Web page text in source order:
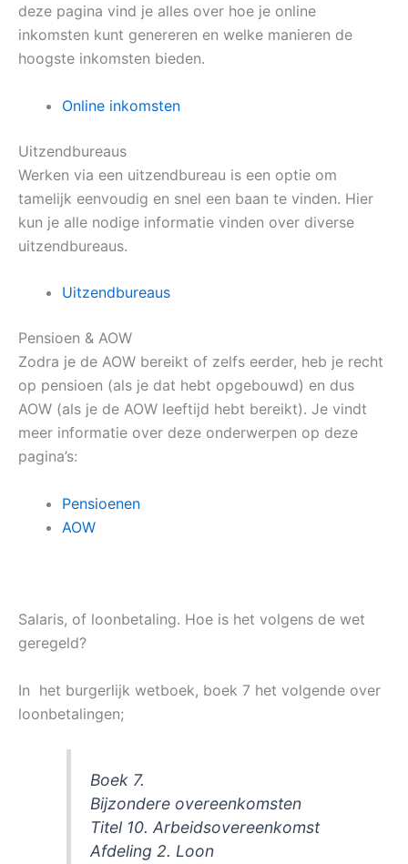
deze pagina vind je alles over hoe je online
inkomsten kunt genereren en welke manieren de
hoogste inkomsten bieden.
Online inkomsten
Uitzendbureaus
Werken via een uitzendbureau is een optie om
tamelijk eenvoudig en snel een baan te vinden. Hier
kun je alle nodige informatie vinden over diverse
uitzendbureaus.
Uitzendbureaus
Pensioen & AOW
Zodra je de AOW bereikt of zelfs eerder, heb je recht
op pensioen (als je dat hebt opgebouwd) en dus
AOW (als je de AOW leeftijd hebt bereikt). Je vindt
meer informatie over deze onderwerpen op deze
pagina’s:
Pensioenen
AOW
Salaris, of loonbetaling. Hoe is het volgens de wet
geregeld?
In het burgerlijk wetboek, boek 7 het volgende over
loonbetalingen;
Boek 7.
Bijzondere overeenkomsten
Titel 10. Arbeidsovereenkomst
Afdeling 2. Loon